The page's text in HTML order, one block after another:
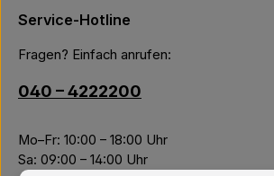
Service-Hotline
Fragen? Einfach anrufen:
040 – 4222200
Mo–Fr: 10:00 – 18:00 Uhr
Sa: 09:00 – 14:00 Uhr